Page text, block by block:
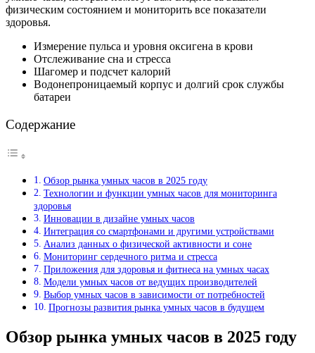
физическим состоянием и мониторить все показатели
здоровья.
Измерение пульса и уровня оксигена в крови
Отслеживание сна и стресса
Шагомер и подсчет калорий
Водонепроницаемый корпус и долгий срок службы
батареи
Содержание
Обзор рынка умных часов в 2025 году
Технологии и функции умных часов для мониторинга
здоровья
Инновации в дизайне умных часов
Интеграция со смартфонами и другими устройствами
Анализ данных о физической активности и соне
Мониторинг сердечного ритма и стресса
Приложения для здоровья и фитнеса на умных часах
Модели умных часов от ведущих производителей
Выбор умных часов в зависимости от потребностей
Прогнозы развития рынка умных часов в будущем
Обзор рынка умных часов в 2025 году